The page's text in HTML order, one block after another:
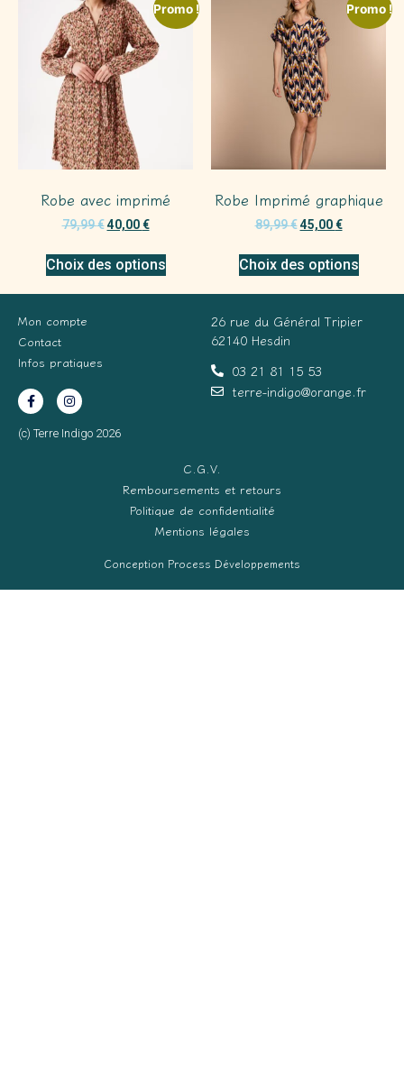
Promo !
Robe avec imprimé
79,99€ 40,00€
Choix des options
Promo !
Robe Imprimé graphique
89,99€ 45,00€
Choix des options
Mon compte
Contact
Infos pratiques
(c) Terre Indigo 2026
26 rue du Général Tripier
62140 Hesdin
03 21 81 15 53
terre-indigo@orange.fr
C.G.V.
Remboursements et retours
Politique de confidentialité
Mentions légales
Conception Process Développements